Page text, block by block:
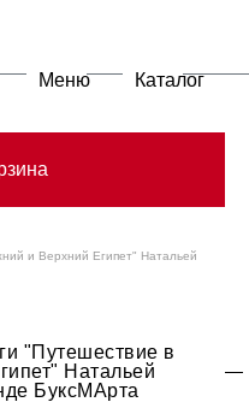
Меню Каталог
и Верхний Египет" Натальей
"Путешествие в
Натальей
БуксМАрта